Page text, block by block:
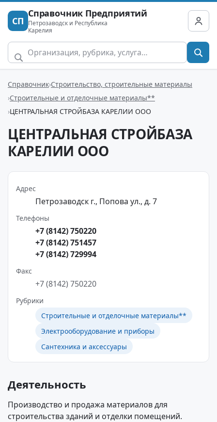
СП
Справочник Предприятий
Петрозаводск и Республика
Карелия
Справочник Строительство, строительные материалы
Строительные и отделочные материалы**
ЦЕНТРАЛЬНАЯ СТРОЙБАЗА КАРЕЛИИ ООО
ЦЕНТРАЛЬНАЯ СТРОЙБАЗА
КАРЕЛИИ ООО
Адрес
Петрозаводск г., Попова ул., д. 7
Телефоны
+7 (8142) 750220
+7 (8142) 751457
+7 (8142) 729994
Факс
+7 (8142) 750220
Рубрики
Строительные и отделочные материалы**
Электрооборудование и приборы
Сантехника и аксессуары
Деятельность
Производство и продажа материалов для
строительства зданий и отделки помещений.